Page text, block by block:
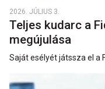
2026. JÚLIUS 3.
Teljes kudarc a
megújulása
Saját esélyét játssza el a